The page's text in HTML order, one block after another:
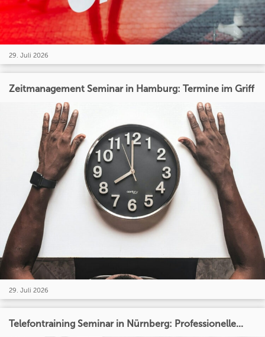
29. Juli 2026
Zeitmanagement Seminar in Hamburg: Termine im Griff
29. Juli 2026
Telefontraining Seminar in Nürnberg: Professionelle...